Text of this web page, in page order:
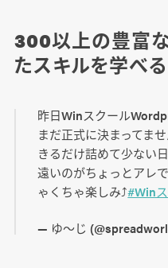
300以上の豊富
たスキルを学べる
昨日Winスクール
まだ正式に決まってま
きるだけ詰めて少ない
遠いのがちょっとアレ
ゃくちゃ楽しみ⤴️#Win
— ゆ～じ